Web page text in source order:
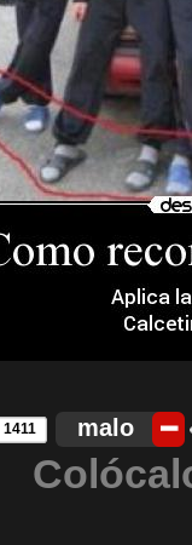
1411 malo